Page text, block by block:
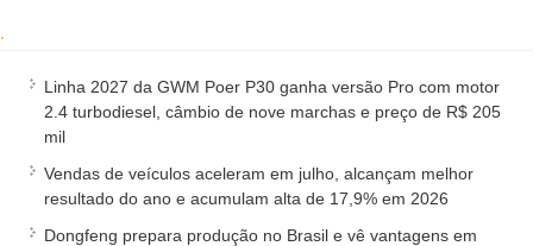
.
Linha 2027 da GWM Poer P30 ganha versão Pro com motor
2.4 turbodiesel, câmbio de nove marchas e preço de R$ 205
mil
Vendas de veículos aceleram em julho, alcançam melhor
resultado do ano e acumulam alta de 17,9% em 2026
Dongfeng prepara produção no Brasil e vê vantagens em